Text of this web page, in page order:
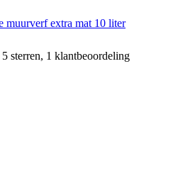
muurverf extra mat 10 liter
sterren, 1 klantbeoordeling